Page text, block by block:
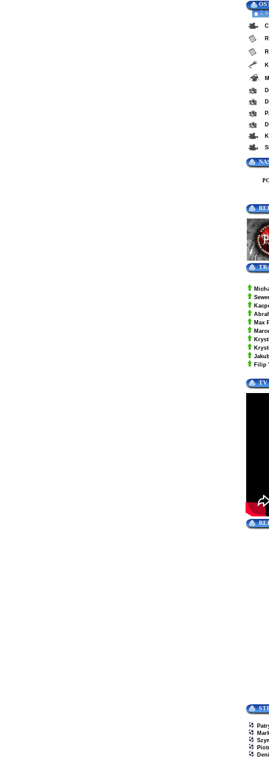
2.
Max
Filip
TV